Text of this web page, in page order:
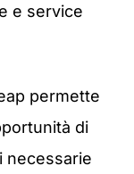
e service
permette
di
necessarie